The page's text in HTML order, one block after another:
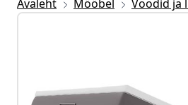
Avaleht Mööbel Voodid ja